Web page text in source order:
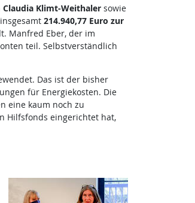
Claudia Klimt-Weithalersowie
214.940,77 Euro zur
Manfred Eber, der im
teil. Selbstverständlich
Das ist der bisher
für Energiekosten. Die
eine kaum noch zu
Hilfsfonds eingerichtet hat,